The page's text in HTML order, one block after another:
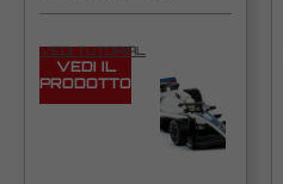
VEDI TUTORIAL
VEDI IL
PRODOTTO